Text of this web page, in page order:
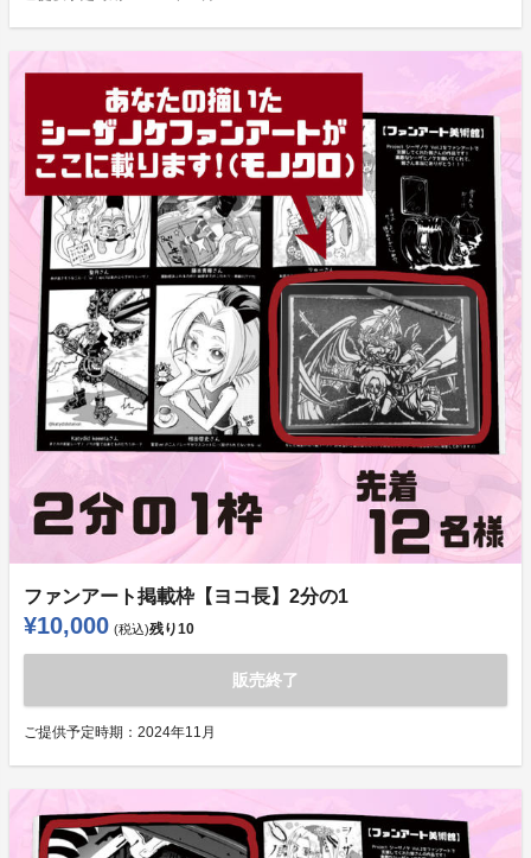
ファンアート掲載枠【ヨコ長】2分の1
¥10,000 (税込)残り10
販売終了
ご提供予定時期： 2024年11月